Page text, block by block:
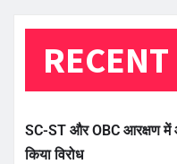
SC-ST और OBC आरक्षण
किया विरोध